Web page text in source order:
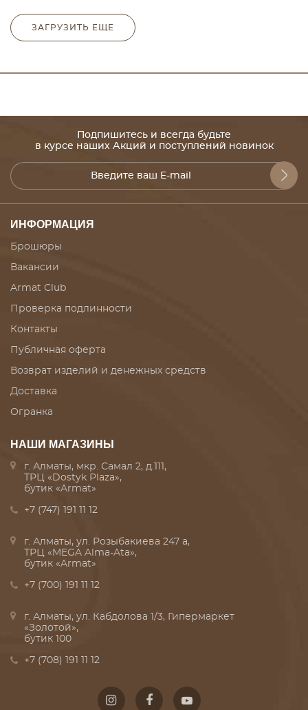
ЗАГРУЗИТЬ ЕЩЕ
Подпишитесь и всегда будьте
в курсе наших Акций и поступлений новинок
ИНФОРМАЦИЯ
Брошюры
Вакансии
Armat Club
Проверка подлинности
Контакты
Публичная оферта
Возврат изделий и денежных средств
Доставка
Огранка
НАШИ МАГАЗИНЫ
г. Алматы, мкр. Самал 2, д.111,
ТРЦ «Dostyk Plaza»,
бутик «Armat»
+7 (747) 191 11 12
г. Алматы, ул. Розыбакиева 247 а,
ТРЦ «MEGA Alma-Ata»,
бутик «Armat»
+7 (700) 191 11 12
г. Алматы, ул. Кабдолова 1/3, Гипермаркет
«Золотой»,
бутик 100
+7 (708) 191 11 12